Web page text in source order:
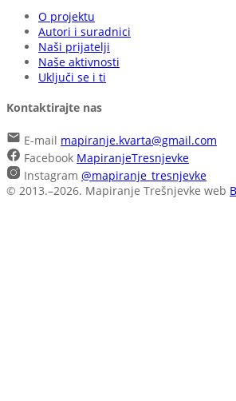
O projektu
Autori i suradnici
Naši prijatelji
Naše aktivnosti
Uključi se i ti
Kontaktirajte nas
E-mail mapiranje.kvarta@gmail.com
Facebook MapiranjeTresnjevke
Instagram @mapiranje_tresnjevke
© 2013.–2026. Mapiranje Trešnjevke web